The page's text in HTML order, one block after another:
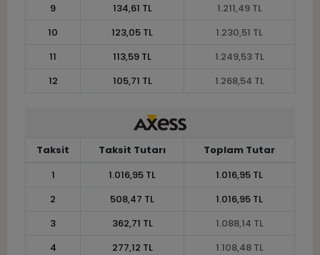
9
134,61 TL
1.211,49 TL
10
123,05 TL
1.230,51 TL
11
113,59 TL
1.249,53 TL
12
105,71 TL 1.268,54 TL
Taksit Taksit Tutarı
Toplam Tutar
1
1.016,95 TL
1.016,95 TL
2
508,47 TL
1.016,95 TL
3
362,71 TL
1.088,14 TL
4
277,12 TL
1.108,48 TL